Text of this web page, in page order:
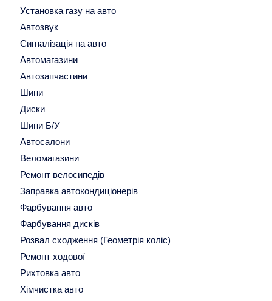
Установка газу на авто
Автозвук
Сигналізація на авто
Автомагазини
Автозапчастини
Шини
Диски
Шини Б/У
Автосалони
Веломагазини
Ремонт велосипедів
Заправка автокондиціонерів
Фарбування авто
Фарбування дисків
Розвал сходження (Геометрія коліс)
Ремонт ходової
Рихтовка авто
Хімчистка авто